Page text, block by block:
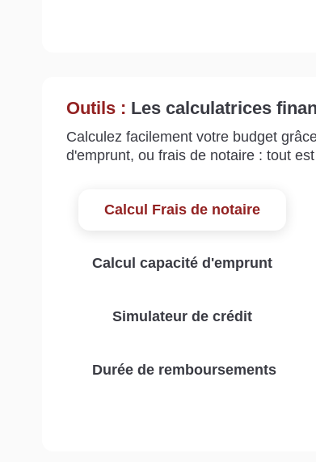
Outils : Les calculatrices
Calculez facilement votre budget
d'emprunt, ou frais de notaire : tout
Calcul Frais de notaire
Calcul capacité d'emprunt
Simulateur de crédit
Durée de remboursements